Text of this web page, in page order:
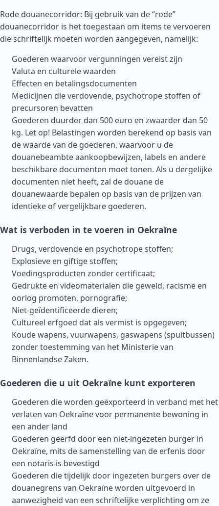
Rode douanecorridor: Bij gebruik van de “rode”
douanecorridor is het toegestaan om items te vervoeren
die schriftelijk moeten worden aangegeven, namelijk:
Goederen waarvoor vergunningen vereist zijn
Valuta en culturele waarden
Effecten en betalingsdocumenten
Medicijnen die verdovende, psychotrope stoffen of
precursoren bevatten
Goederen duurder dan 500 euro en zwaarder dan 50
kg. Let op! Belastingen worden berekend op basis van
de waarde van de goederen, waarvoor u de
douanebeambte aankoopbewijzen, labels en andere
beschikbare documenten moet tonen. Als u dergelijke
documenten niet heeft, zal de douane de
douanewaarde bepalen op basis van de prijzen van
identieke of vergelijkbare goederen.
Wat is verboden in te voeren in Oekraïne
Drugs, verdovende en psychotrope stoffen;
Explosieve en giftige stoffen;
Voedingsproducten zonder certificaat;
Gedrukte en videomaterialen die geweld, racisme en
oorlog promoten, pornografie;
Niet-geïdentificeerde dieren;
Cultureel erfgoed dat als vermist is opgegeven;
Koude wapens, vuurwapens, gaswapens (spuitbussen)
zonder toestemming van het Ministerie van
Binnenlandse Zaken.
Goederen die u uit Oekraïne kunt exporteren
Goederen die worden geëxporteerd in verband met het
verlaten van Oekraïne voor permanente bewoning in
een ander land
Goederen geërfd door een niet-ingezeten burger in
Oekraïne, mits de samenstelling van de erfenis door
een notaris is bevestigd
Goederen die tijdelijk door ingezeten burgers over de
douanegrens van Oekraïne worden uitgevoerd in
aanwezigheid van een schriftelijke verplichting om ze